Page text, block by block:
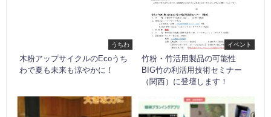
うちわ
木粉アップサイクルのEcoうち
わで夏も未来も涼やかに！
イベント
竹粉・竹活用製品の可能性
BIG竹の利活用技術セミナー
（関西）に登壇します！